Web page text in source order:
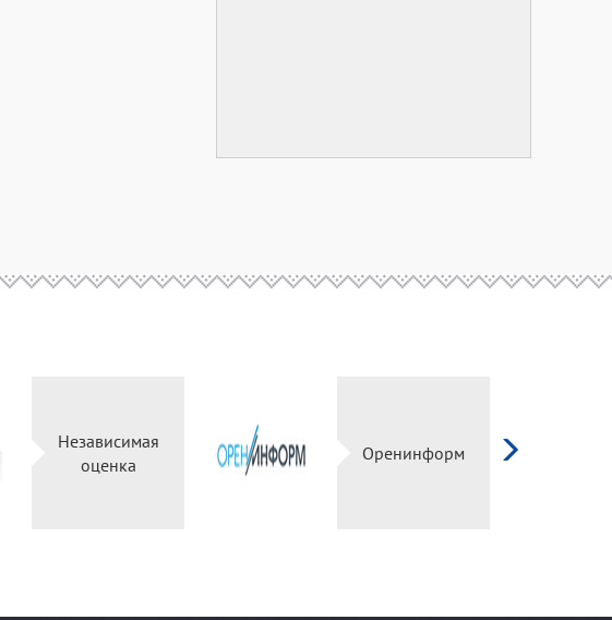
Независимая
оценка
Оренинформ